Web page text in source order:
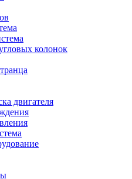
колонок
двигателя